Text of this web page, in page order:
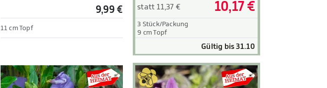
9,99 €
11 cm Topf
statt 11,37 € 10,17 €
3 Stück/Packung
9 cm Topf
Gültig bis 31.10